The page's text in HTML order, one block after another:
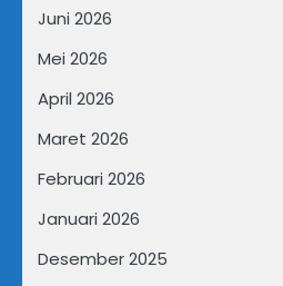
Juni 2026
Mei 2026
April 2026
Maret 2026
Februari 2026
Januari 2026
Desember 2025